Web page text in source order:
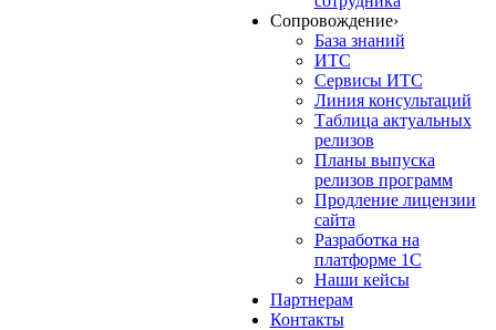
Сопровождение›
База знаний
ИТС
Сервисы ИТС
Линия консультаций
Таблица актуальных
релизов
Планы выпуска
релизов программ
Продление лицензии
сайта
Разработка на
платформе 1С
Наши кейсы
Партнерам
Контакты